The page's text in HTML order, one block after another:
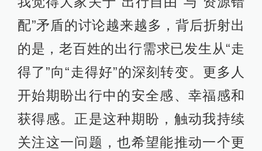
配”矛盾的讨论越来越多，背后折射出
的是，老百姓的出行需求已发生从“走
得了”向“走得好”的深刻转变。更多人
开始期盼出行中的安全感、幸福感和
获得感。正是这种期盼，触动我持续
关注这一问题，也希望能推动一个更